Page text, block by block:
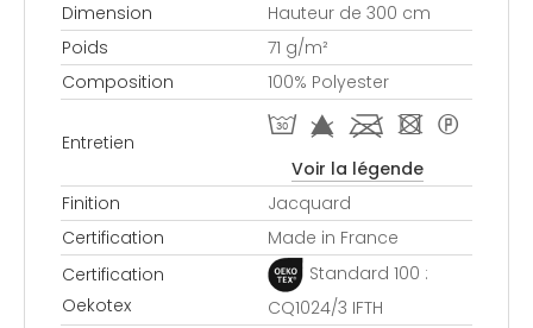
Dimension
Hauteur de 300 cm
Poids
71 g/m²
Composition
100% Polyester
Entretien
T f l - *
Voir la légende
Finition
Jacquard
Certification
Made in France
Certification
Oekotex
Standard 100 :
CQ1024/3 IFTH